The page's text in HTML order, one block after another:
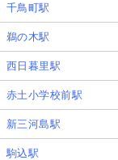
千鳥町駅
鵜の木駅
西日暮里駅
赤土小学校前駅
新三河島駅
駒込駅